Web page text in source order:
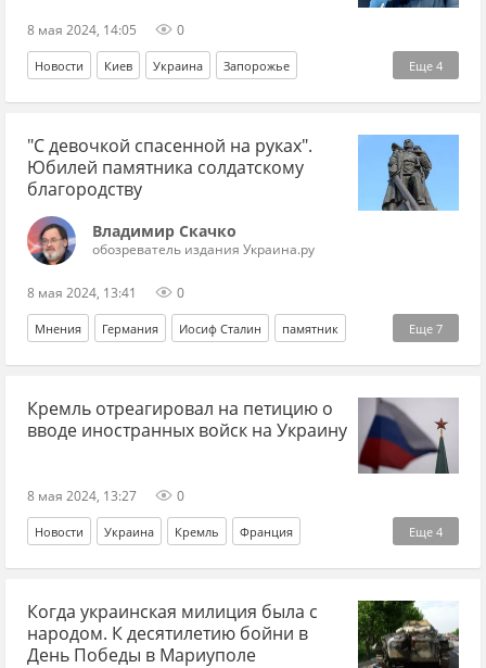
Прибалтика Церковь Православие союзники
КНР (Китай) Россия коммунизм
коммунистическая партия большевики
реформы революция
царь Октябрьская революция (1917)
8 мая 2024, 14:05 0
Еще 4
Новости Киев Украина Запорожье
Игорь Коломойский СБУ обвинения
Офис генпрокурора
"С девочкой спасенной на руках".
Юбилей памятника солдатскому
благородству
Владимир Скачко
обозреватель издания Украина.ру
8 мая 2024, 13:41 0
Еще 7
Мнения Германия Иосиф Сталин памятник
Берлин ВОВ юбилей СССР Адольф Гитлер
Сталинград Владимир Скачко
Кремль отреагировал на петицию о
вводе иностранных войск на Украину
8 мая 2024, 13:27 0
Еще 4
Новости Украина Кремль Франция
Владимир Зеленский Дмитрий Песков
Эммануэль Макрон НАТО
Когда украинская милиция была с
народом. К десятилетию бойни в
День Победы в Мариуполе